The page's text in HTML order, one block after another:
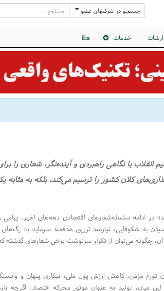
جستجو در شرکتهای عضو
خدمات En
انقلاب با نگاهی راهبردی و آینده‌نگر، شعاری را
کلان کشور را ترسیم می‌کند، بلکه به
برای تولید» در ادامه سلسله‌شعار‌های اقتصادی دهه‌های اخیر،
به شکوفایی، نیازمند تزریق هدفمند سرمایه به رگ‌های
چگونه می‌توان از تکرار سرنوشت برخی شعار‌های گذشته
تورم مزمن، کاهش ارزش پول ملی، بیکاری پنهان و
میان، تولید به عنوان موتور محرکه اقتصاد، اگرچه